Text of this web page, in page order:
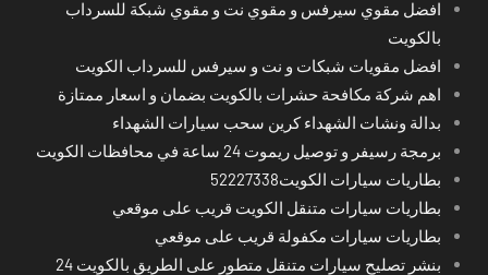
افضل مقوي سيرفس و مقوي نت و مقوي شبكة للسرداب
بالكويت
افضل مقويات شبكات و نت و سيرفس للسرداب الكويت
اهم شركة مكافحة حشرات بالكويت بضمان و اسعار ممتازة
بدالة ونشات الشهداء كرين سحب سيارات الشهداء
برمجة رسيفر و توصيل ريموت 24 ساعة في محافظات الكويت
بطاريات سيارات الكويت52227338
بطاريات سيارات متنقل الكويت قريب على موقعي
بطاريات سيارات مكفولة قريب على موقعي
بنشر تصليح سيارات متنقل متطور على الطريق بالكويت 24